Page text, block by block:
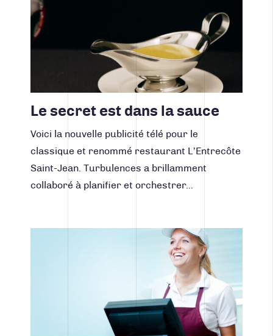
Le secret est dans la sauce
Voici la nouvelle publicité télé pour le
classique et renommé restaurant L’Entrecôte
Saint-Jean. Turbulences a brillamment
collaboré à planifier et orchestrer…